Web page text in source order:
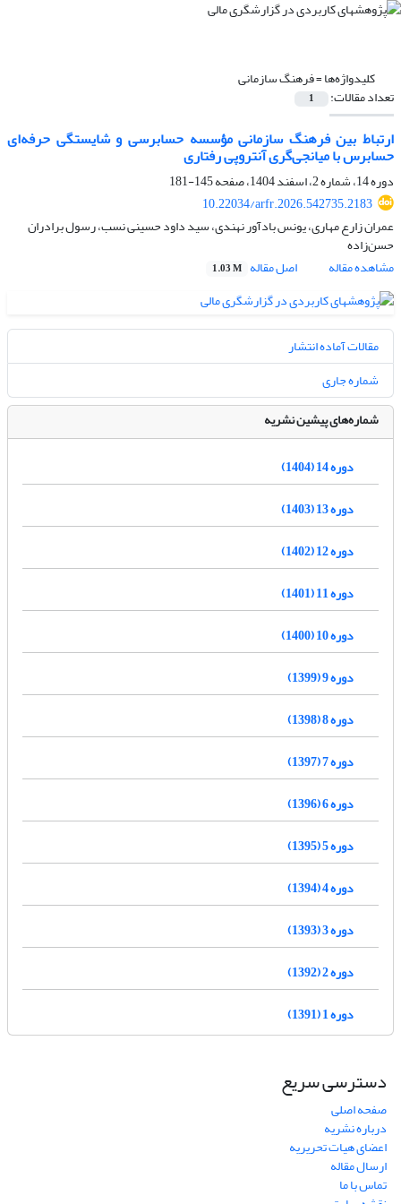
کلیدواژه‌ها =فرهنگ سازمانی
تعداد مقالات: 1
ارتباط بین فرهنگ سازمانی مؤسسه حسابرسی و شایستگی حرفه‌ای
حسابرس با میانجی‌گری آنتروپی رفتاری
دوره 14، شماره 2، اسفند 1404، صفحه
145-181
10.22034/arfr.2026.542735.2183
عمران زارع مهاری، یونس بادآور نهندی، سید داود حسینی نسب، رسول برادران
حسن‌زاده
مشاهده مقاله
اصل مقاله 1.03 M
مقالات آماده انتشار
شماره جاری
شماره‌های پیشین نشریه
دوره 14 (1404)
دوره 13 (1403)
دوره 12 (1402)
دوره 11 (1401)
دوره 10 (1400)
دوره 9 (1399)
دوره 8 (1398)
دوره 7 (1397)
دوره 6 (1396)
دوره 5 (1395)
دوره 4 (1394)
دوره 3 (1393)
دوره 2 (1392)
دوره 1 (1391)
دسترسی سریع
صفحه اصلی
درباره نشریه
اعضای هیات تحریریه
ارسال مقاله
تماس با ما